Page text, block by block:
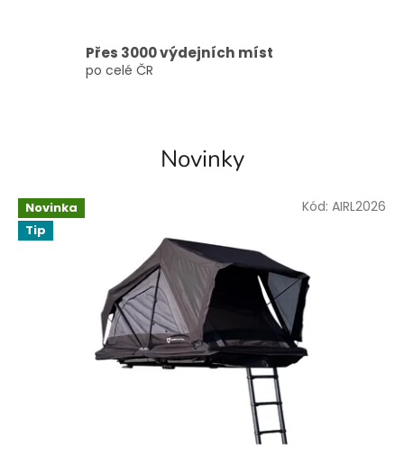
Přes 3000 výdejních míst
po celé ČR
Novinky
Novinka
Tip
Kód: AIRL2026